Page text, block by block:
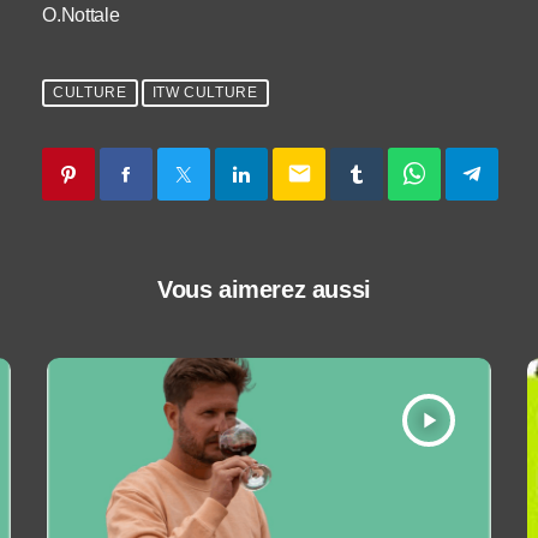
O.Nottale
CULTURE ITW CULTURE
email
Vous aimerez aussi
play_arrow